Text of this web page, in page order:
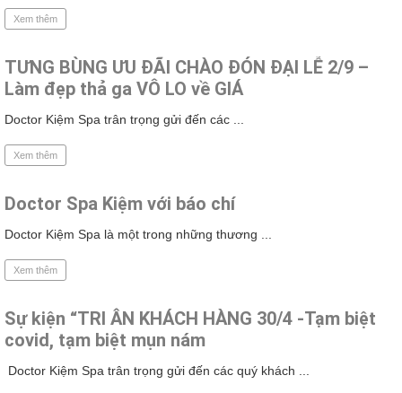
Xem thêm
TƯNG BÙNG ƯU ĐÃI CHÀO ĐÓN ĐẠI LỄ 2/9 –
Làm đẹp thả ga VÔ LO về GIÁ
Doctor Kiệm Spa trân trọng gửi đến các ...
Xem thêm
Doctor Spa Kiệm với báo chí
Doctor Kiệm Spa là một trong những thương ...
Xem thêm
Sự kiện “TRI ÂN KHÁCH HÀNG 30/4 -Tạm biệt
covid, tạm biệt mụn nám
Doctor Kiệm Spa trân trọng gửi đến các quý khách ...